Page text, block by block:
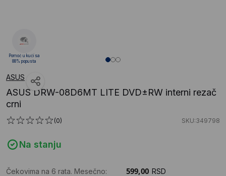
ASUS
ASUS DRW-08D6MT LITE DVD±RW interni rezač
crni
(0) SKU:349798
Na stanju
Čekovima na 6 rata. Mesečno:
RSD
Pomoć u kući sa
88% popusta